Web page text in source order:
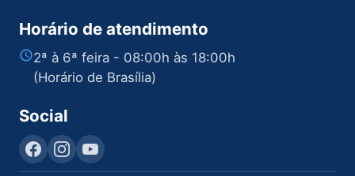
Horário de atendimento
2ª à 6ª feira - 08:00h às 18:00h
(Horário de Brasília)
Social